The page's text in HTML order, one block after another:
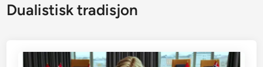
Dualistisk tradisjon